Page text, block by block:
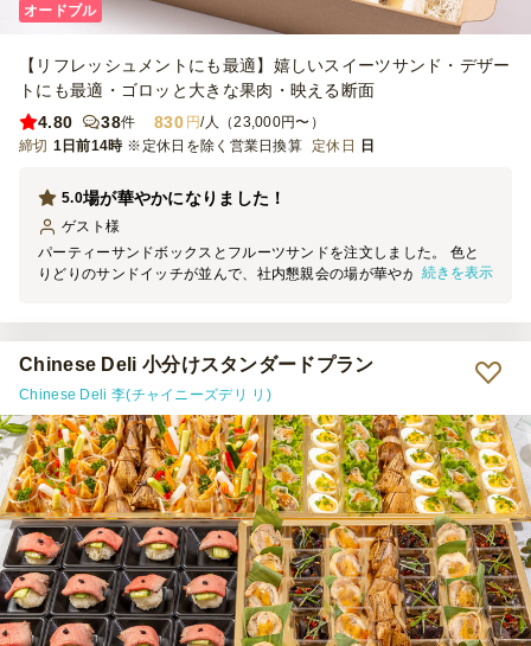
オードブル
【リフレッシュメントにも最適】嬉しいスイーツサンド・デザー
トにも最適・ゴロッと大きな果肉・映える断面
4.80
38件 830 円/人（23,000円〜）
締切 1日前14時 ※定休日を除く営業日換算 定休日 日
場が華やかになりました！
5.0
ゲスト 様
パーティーサンドボックスとフルーツサンドを注文しました。 色と
りどりのサンドイッチが並んで、社内懇親会の場が華やかになりまし
続きを表示
Chinese Deli 小分けスタンダードプラン
Chinese Deli 李(チャイニーズデリ リ)